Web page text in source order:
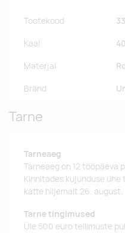
Tootekood
Kaal
Materjal
Bränd
Tarne
Tarneaeg
Tarneaeg on 12 tööpäeva
Kinnitades kujunduse
kätte hiljemalt 26. august.
Tarne tingimused
Üle 500 euro tellimuste